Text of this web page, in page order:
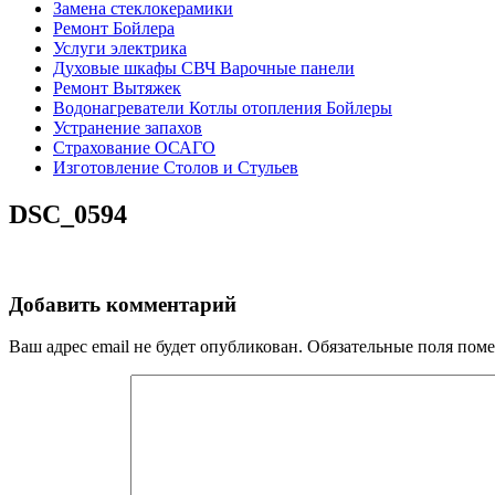
Замена стеклокерамики
Ремонт Бойлера
Услуги электрика
Духовые шкафы СВЧ Варочные панели
Ремонт Вытяжек
Водонагреватели Котлы отопления Бойлеры
Устранение запахов
Страхование ОСАГО
Изготовление Столов и Стульев
DSC_0594
Добавить комментарий
Ваш адрес email не будет опубликован. Обязательные поля